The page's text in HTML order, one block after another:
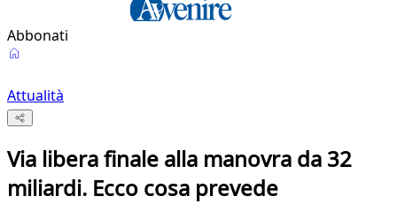
Abbonati
Attualità
Via libera finale alla manovra da 32
miliardi. Ecco cosa prevede